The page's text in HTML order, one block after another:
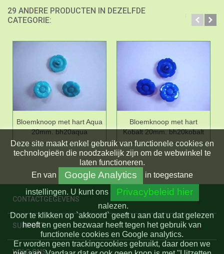
29 ANDERE PRODUCTEN IN DEZELFDE
CATEGORIE:
Bloemknoop met hart Aqua
20mm. bh20aqua
Bloemknoop met hart
Kobalt 20mm. bh20kobalt
CONTACTGEGEVENS
SUPPORT
VOLG ONS
Deze site maakt enkel gebruik van functionele cookies en
technologieën die noodzakelijk zijn om de webwinkel te
laten functioneren.
En van Google Analytics
in toegestane
instellingen. U kunt ons Privacybeleid hier
nalezen.
Door te klikken op `akkoord` geeft u aan dat u dat gelezen
heeft en geen bezwaar heeft tegen het gebruik van
functionele cookies en Google analytics.
Er worden geen trackingcookies gebruikt, daar doen we